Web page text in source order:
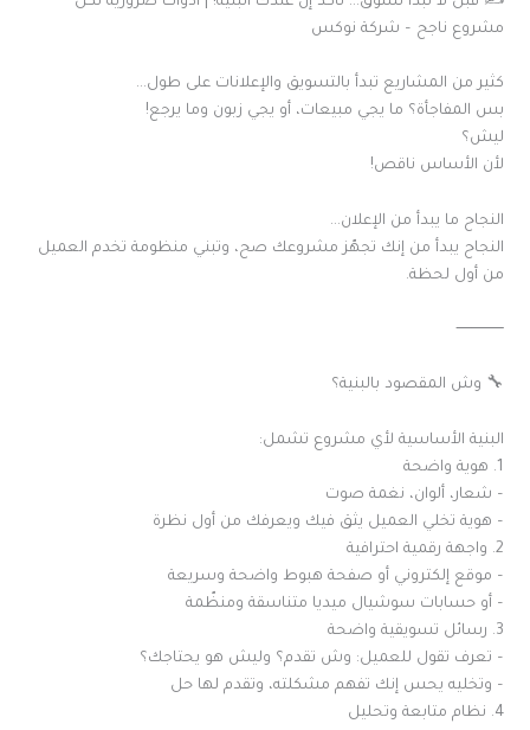
مشروع ناجح – شركة نوكس
كثير من المشاريع تبدأ بالتسويق والإعلانات على طول…
بس المفاجأة؟ ما يجي مبيعات، أو يجي زبون وما يرجع!
ليش؟
لأن الأساس ناقص!
النجاح ما يبدأ من الإعلان…
النجاح يبدأ من إنك تجهّز مشروعك صح، وتبني منظومة تخدم العميل
من أول لحظة.
⸻
🔧 وش المقصود بالبنية؟
البنية الأساسية لأي مشروع تشمل:
1. هوية واضحة
– شعار، ألوان، نغمة صوت
– هوية تخلي العميل يثق فيك ويعرفك من أول نظرة
2. واجهة رقمية احترافية
– موقع إلكتروني أو صفحة هبوط واضحة وسريعة
– أو حسابات سوشيال ميديا متناسقة ومنظّمة
3. رسائل تسويقية واضحة
– تعرف تقول للعميل: وش تقدم؟ وليش هو يحتاجك؟
– وتخليه يحس إنك تفهم مشكلته، وتقدم لها حل
4. نظام متابعة وتحليل